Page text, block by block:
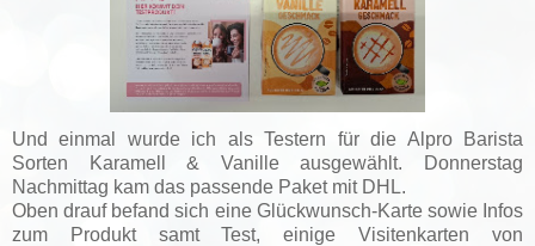
Und einmal wurde ich als Testern für die Alpro Barista
Sorten Karamell & Vanille ausgewählt. Donnerstag
Nachmittag kam das passende Paket mit DHL.
Oben drauf befand sich eine Glückwunsch-Karte sowie Infos
zum Produkt samt Test, einige Visitenkarten von